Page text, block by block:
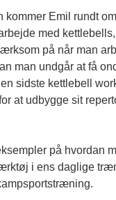
kommer Emil rundt
med
på når man
man undgår at få
sidste kettlebell
at udbygge sit
på hvordan
i ens daglige